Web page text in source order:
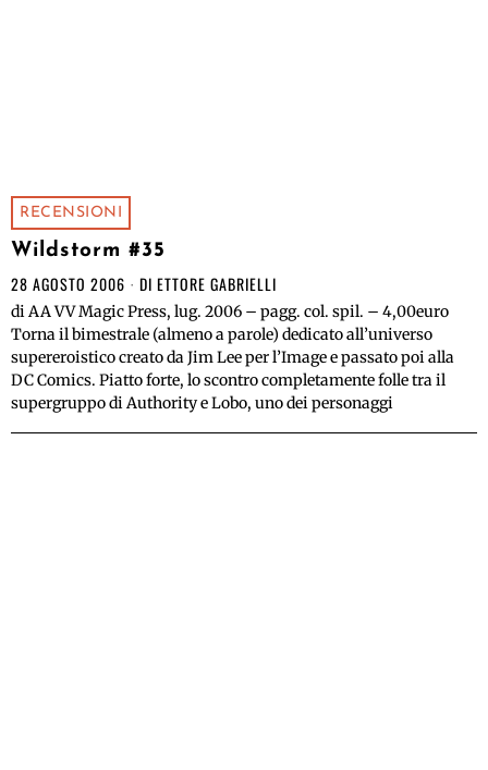
RECENSIONI
Wildstorm #35
28 AGOSTO 2006 DI ETTORE GABRIELLI
di AA VV Magic Press, lug. 2006 – pagg. col. spil. – 4,00euro
Torna il bimestrale (almeno a parole) dedicato all’universo
supereroistico creato da Jim Lee per l’Image e passato poi alla
DC Comics. Piatto forte, lo scontro completamente folle tra il
supergruppo di Authority e Lobo, uno dei personaggi